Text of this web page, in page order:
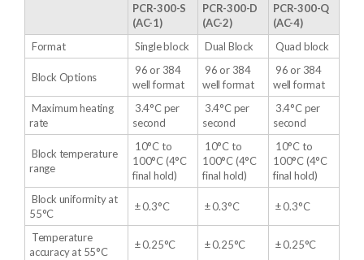
PCR-300-S
(AC-1)
PCR-300-D
(AC-2)
PCR-300-Q
(AC-4)
Format
Single block Dual Block Quad block
Block Options
96 or 384
well format
96 or 384
well format
96 or 384
well format
Maximum heating
rate
3.4°C per
second
3.4°C per
second
3.4°C per
second
Block temperature
range
10°C to
100°C (4°C
final hold)
10°C to
100°C (4°C
final hold)
10°C to
100°C (4°C
final hold)
Block uniformity at
55°C
± 0.3°C ± 0.3°C ± 0.3°C
Temperature
accuracy at 55°C
± 0.25°C ± 0.25°C ± 0.25°C